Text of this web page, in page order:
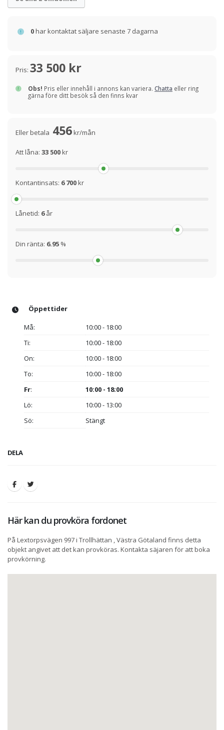
0har kontaktat säljare senaste 7 dagarna
Pris: 33 500 kr
Obs! Pris eller innehåll i annons kan variera. Chatta eller ring
gärna före ditt besök så den finns kvar
Eller betala 456kr/mån
Att låna: 33 500kr
Kontantinsats: 6 700kr
Lånetid: 6år
Din ränta: 6.95 %
Öppettider
Må:
10:00 - 18:00
Ti:
10:00 - 18:00
On:
10:00 - 18:00
To:
10:00 - 18:00
Fr:
10:00 - 18:00
Lö:
10:00 - 13:00
Sö:
Stängt
DELA
Här kan du provköra fordonet
På Lextorpsvägen 997 i Trollhättan , Västra Götaland finns detta
objekt angivet att det kan provköras. Kontakta säjaren för att boka
provkörning.